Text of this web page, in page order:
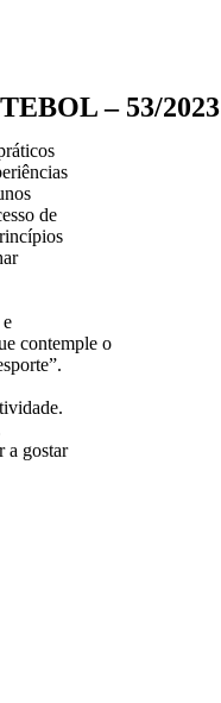
– 53/2023
de
contemple o
a gostar